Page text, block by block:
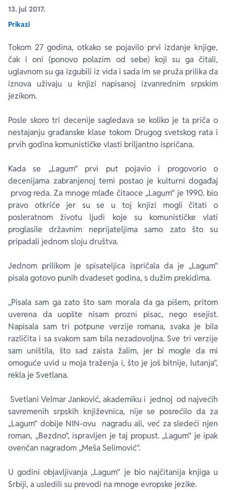
13. jul 2017.
Prikazi
Tokom 27 godina, otkako se pojavilo prvi izdanje knjige,
čak i oni (ponovo polazim od sebe) koji su ga čitali,
uglavnom su ga izgubili iz vida i sada im se pruža prilika da
iznova uživaju u knjizi napisanoj izvanrednim srpskim
jezikom.
Posle skoro tri decenije sagledava se koliko je ta priča o
nestajanju građanske klase tokom Drugog svetskog rata i
prvih godina komunističke vlasti briljantno ispričana.
Kada se „Lagum“ prvi put pojavio i progovorio o
decenijama zabranjenoj temi postao je kulturni događaj
prvog reda. Za mnoge mlađe čitaoce „Lagum“ je 1990. bio
pravo otkriće jer su se u toj knjizi mogli čitati o
posleratnom životu ljudi koje su komunističke vlati
proglasile državnim neprijateljima samo zato što su
pripadali jednom sloju društva.
Jednom prilikom je spisateljica ispričala da je „Lagum“
pisala gotovo punih dvadeset godina, s dužim prekidima.
„Pisala sam ga zato što sam morala da ga pišem, pritom
uverena da uopšte nisam prozni pisac, nego esejist.
Napisala sam tri potpune verzije romana, svaka je bila
različita i sa svakom sam bila nezadovoljna. Sve tri verzije
sam uništila, što sad zaista žalim, jer bi mogle da mi
omoguće uvid u moja traženja i, što je još bitnije, lutanja“,
rekla je Svetlana.
Svetlani Velmar Janković, akademiku i jednoj od najvećih
savremenih srpskih književnica, nije se posrećilo da za
„Lagum“ dobije NIN-ovu nagradu ali, već za sledeći njen
roman, „Bezdno“, ispravljen je taj propust. „Lagum“ je ipak
ovenčan nagradom „Meša Selimović“.
U godini objavljivanja „Lagum“ je bio najčitanija knjiga u
Srbiji, a usledili su prevodi na mnoge evropske jezike.
Ekranizovane knjige
Za poklon
E-knjige
Poezija
Lični razvoj i popularna psihologija
Biografija
Bojan Ljubenović
Dejan Tiago-Stanković
Milica Jakovljević Mir-Jam
Peter Handke
Harlan Koben
Elif Šafak